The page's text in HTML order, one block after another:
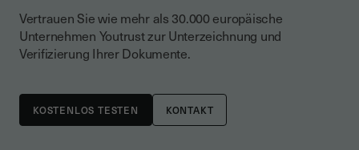
Vertrauen Sie wie mehr als 30.000 europäische
Unternehmen Youtrust zur Unterzeichnung und
Verifizierung Ihrer Dokumente.
KONTAKT